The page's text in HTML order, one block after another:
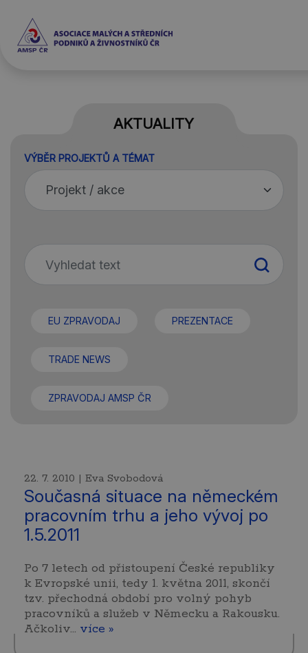
AKTUALITY
VÝBĚR PROJEKTŮ A TÉMAT
EU ZPRAVODAJ PREZENTACE
TRADE NEWS
ZPRAVODAJ AMSP ČR
22. 7. 2010 | Eva Svobodová
Současná situace na německém
pracovním trhu a jeho vývoj po
1.5.2011
Po 7 letech od přistoupení České republiky
k Evropské unii, tedy 1. května 2011, skončí
tzv. přechodná období pro volný pohyb
pracovníků a služeb v Německu a Rakousku.
Ačkoliv… více »